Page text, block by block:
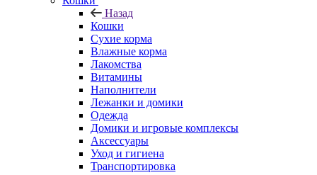
Назад
Кошки
Сухие корма
Влажные корма
Лакомства
Витамины
Наполнители
Лежанки и домики
Одежда
Домики и игровые комплексы
Аксессуары
Уход и гигиена
Транспортировка